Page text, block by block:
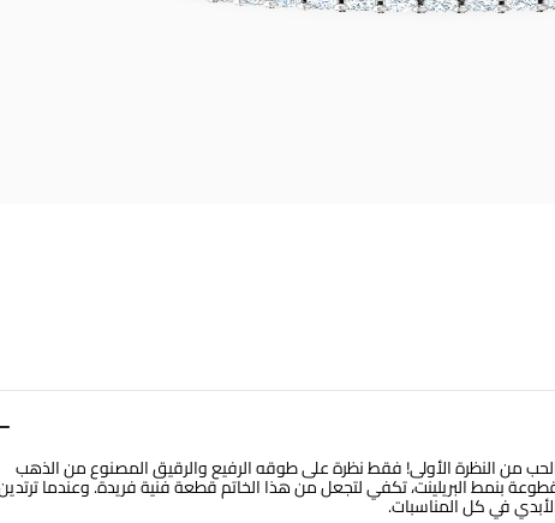
من النظرة الأولى! فقط نظرة على طوقه الرفيع والرقيق المصنوع من الذهب
المقطوعة بنمط البريلينت، تكفي لتجعل من هذا الخاتم قطعة فنية فريدة. وعندما
في كل المناسبات.